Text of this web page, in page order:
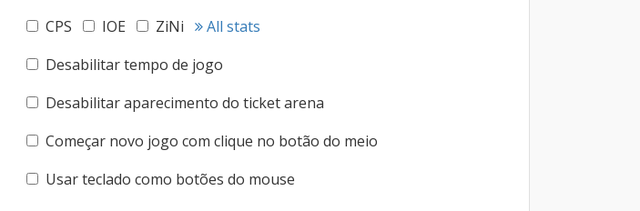
CPS IOE ZiNi
All stats
Desabilitar tempo de jogo
Desabilitar aparecimento do ticket arena
Começar novo jogo com clique no botão do meio
Usar teclado como botões do mouse